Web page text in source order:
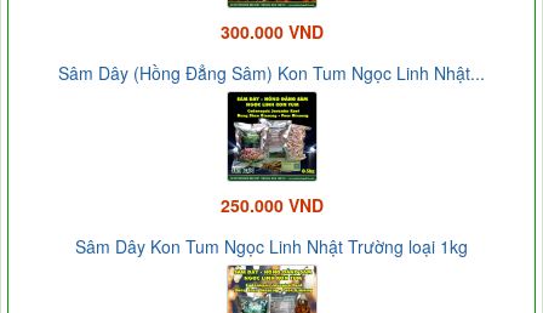
300.000 VND
Sâm Dây (Hồng Đẳng Sâm) Kon Tum Ngọc Linh Nhật...
250.000 VND
Sâm Dây Kon Tum Ngọc Linh Nhật Trường loại 1kg